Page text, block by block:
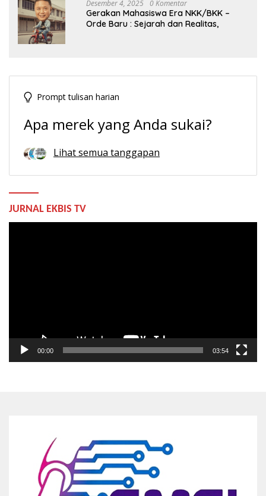
Desember 4, 2025 0 Komentar
Gerakan Mahasiswa Era NKK/BKK –
Orde Baru : Sejarah dan Realitas,
Prompt tulisan harian
Apa merek yang Anda sukai?
Lihat semua tanggapan
JURNAL EKBIS TV
00:00 03:54